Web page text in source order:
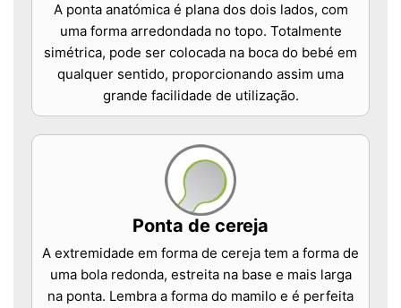
A ponta anatómica é plana dos dois lados, com
uma forma arredondada no topo. Totalmente
simétrica, pode ser colocada na boca do bebé em
qualquer sentido, proporcionando assim uma
grande facilidade de utilização.
Ponta de cereja
A extremidade em forma de cereja tem a forma de
uma bola redonda, estreita na base e mais larga
na ponta. Lembra a forma do mamilo e é perfeita